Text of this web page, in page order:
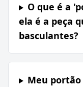
O que é a
ela é a peça
basculantes?
Meu portão